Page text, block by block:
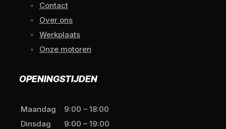
Contact
Over ons
Werkplaats
Onze motoren
OPENINGSTIJDEN
Maandag
9:00 – 18:00
Dinsdag
9:00 – 19:00